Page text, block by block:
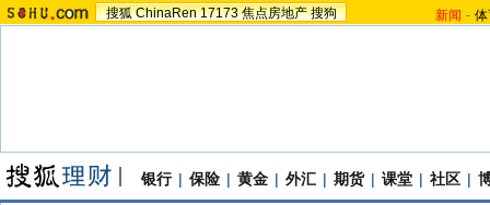
搜狐 ChinaRen 17173 焦点房地产 搜狗 新闻 -
银行 | 保险 | 黄金 | 外汇 | 期货 | 课堂 | 社区 |